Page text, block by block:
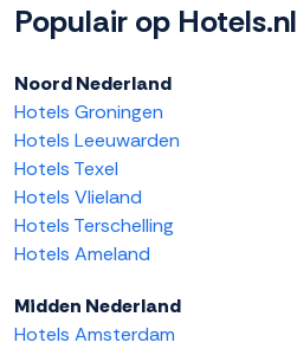
Populair op Hotels.nl
Noord Nederland
Hotels Groningen
Hotels Leeuwarden
Hotels Texel
Hotels Vlieland
Hotels Terschelling
Hotels Ameland
Midden Nederland
Hotels Amsterdam